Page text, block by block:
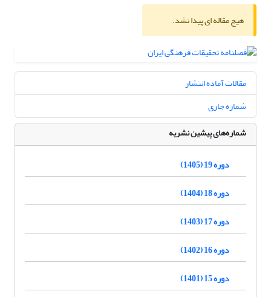
هیچ مقاله ای پیدا نشد.
مقالات آماده انتشار
شماره جاری
شماره‌های پیشین نشریه
دوره 19 (1405)
دوره 18 (1404)
دوره 17 (1403)
دوره 16 (1402)
دوره 15 (1401)